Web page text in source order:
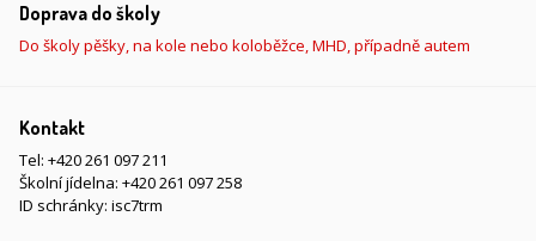
Doprava do školy
Do školy pěšky, na kole nebo koloběžce, MHD, případně autem
Kontakt
Tel: +420 261 097 211
Školní jídelna: +420 261 097 258
ID schránky: isc7trm